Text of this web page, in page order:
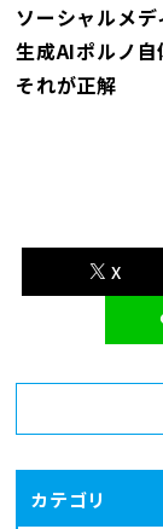
ソーシャルメ
生成AIポルノ
それが正解
X
カテゴリ